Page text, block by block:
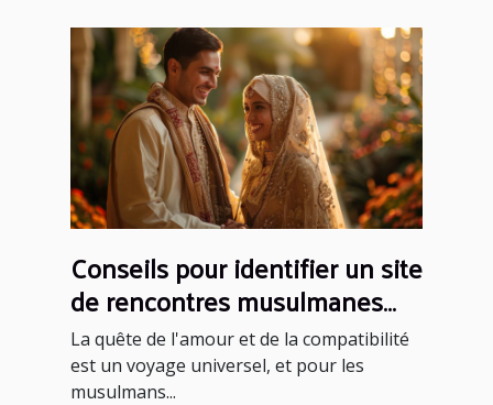
Conseils pour identifier un site
de rencontres musulmanes
fiable et sérieux
La quête de l'amour et de la compatibilité
est un voyage universel, et pour les
musulmans...